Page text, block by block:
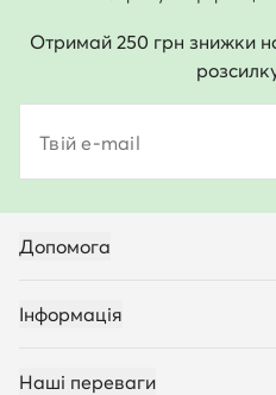
Отримай 250 грн знижки
Твій e-mail
Допомога
Інформація
Наші переваги